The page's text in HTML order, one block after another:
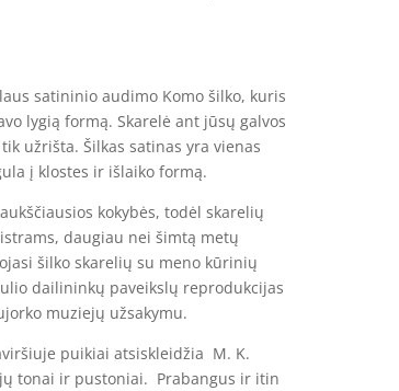
satininio audimo Komo šilko, kuris
lygią formą. Skarelė ant jūsų galvos
užrišta. Šilkas satinas yra vienas
į klostes ir išlaiko formą.
kokybės, todėl skarelių
daugiau nei šimtą metų
šilko skarelių su meno kūrinių
dailininkų paveikslų reprodukcijas
muziejų užsakymu.
puikiai atsiskleidžia M. K.
tonai ir pustoniai. Prabangus ir itin